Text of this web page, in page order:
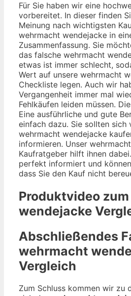
Für Sie haben wir eine
vorbereitet. In dieser finden
Meinung nach wichtigsten
wehrmacht wendejacke in
Zusammenfassung. Sie
das falsche wehrmacht
etwas ist immer schlecht,
Wert auf unsere wehrmacht
Checkliste legen. Auch wir
Vergangenheit immer mal
Fehlkäufen leiden müssen.
Eine ausführliche und gute
einfach dazu. Sie sollten sich
wehrmacht wendejacke
informieren. Unser
Kaufratgeber hilft ihnen
perfekt informiert und
dass Sie den Kauf nicht
Produktvideo zum
wendejacke
Abschließendes
wehrmacht
Vergleich
Zum Schluss kommen wir zu